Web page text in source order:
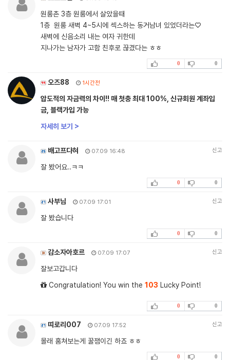
원룸촌 3층 원룸에서 살았을때
1층 원룸 새벽 4~5시에 섹스하는 동거남녀 있었더라는♡
새벽에 신음소리 내는 여자 귀한데
지나가는 남자가 고함 친후로 끊겼다는 ㅎㅎ
0 0
오즈88 1시간전
압도적의 자금력의 차이!! 매 첫충 최대 100%, 신규회원 계좌입
금, 블랙가입 가능
자세히 보기 >
배고프다혀 07.09 16:48 신고
잘 봤어요..ㅋㅋ
0 0
사부님 07.09 17:01 신고
잘 봤습니다
0 0
감소자아호르 07.09 17:07 신고
잘보고갑니다
Congratulation! You win the 103 Lucky Point!
0 0
띠로리007 07.09 17:52 신고
몰래 훔쳐보는게 꿀잼이긴 하죠 ㅎㅎ
0 0